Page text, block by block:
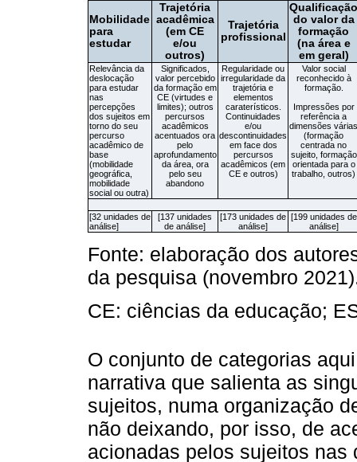
Mobilidade
para
estudar
Trajetória
acadêmica
(em CE
e/ou
outros)
Trajetória
profissional
Qualificação
do valor da
formação
(na área e
em geral)
Relevância da
deslocação
para estudar
nas
percepções
dos sujeitos em
torno do seu
percurso
acadêmico de
base
(mobilidade
geográfica,
mobilidade
social ou outra)
Significados,
valor percebido
da formação em
CE (virtudes e
limites); outros
percursos
acadêmicos
acentuados ora
pelo
aprofundamento
da área, ora
pelo seu
abandono
Regularidade ou
irregularidade da
trajetória e
elementos
caraterísticos.
Continuidades
e/ou
descontinuidades
em face dos
percursos
acadêmicos (em
CE e outros)
Valor social
reconhecido à
formação.
Impressões por
referência a
dimensões várias
(formação
centrada no
sujeito, formação
orientada para o
trabalho, outros)
[32 unidades de
análise]
[137 unidades
de análise]
[173 unidades de
análise]
[199 unidades de
análise]
Fonte: elaboração dos
da pesquisa (novembro
CE: ciências da educação;
O conjunto de categorias
narrativa que salienta as
sujeitos, numa organização
não deixando, por isso, de
acionadas pelos sujeitos